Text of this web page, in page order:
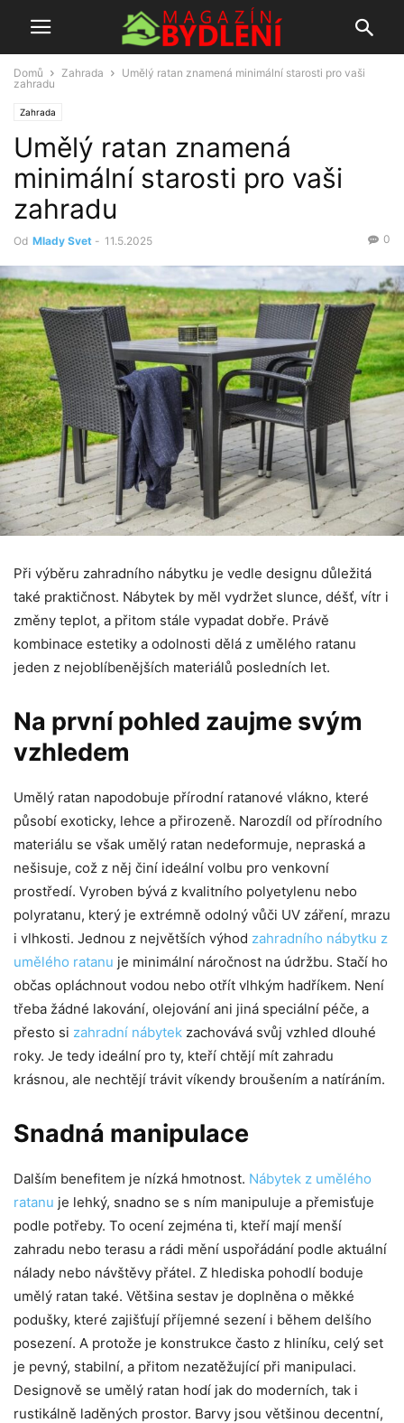
Domů Zahrada
Umělý ratan znamená minimální starosti pro vaši
zahradu
Zahrada
Umělý ratan znamená
minimální starosti pro vaši
zahradu
Od Mlady Svet - 11.5.2025 0
Při výběru zahradního nábytku je vedle designu důležitá
také praktičnost. Nábytek by měl vydržet slunce, déšť, vítr i
změny teplot, a přitom stále vypadat dobře. Právě
kombinace estetiky a odolnosti dělá z umělého ratanu
jeden z nejoblíbenějších materiálů posledních let.
Na první pohled zaujme svým
vzhledem
Umělý ratan napodobuje přírodní ratanové vlákno, které
působí exoticky, lehce a přirozeně. Narozdíl od přírodního
materiálu se však umělý ratan nedeformuje, nepraská a
nešisuje, což z něj činí ideální volbu pro venkovní
prostředí. Vyroben bývá z kvalitního polyetylenu nebo
polyratanu, který je extrémně odolný vůči UV záření, mrazu
i vlhkosti. Jednou z největších výhod zahradního nábytku z
umělého ratanu je minimální náročnost na údržbu. Stačí ho
občas opláchnout vodou nebo otřít vlhkým hadříkem. Není
třeba žádné lakování, olejování ani jiná speciální péče, a
přesto si zahradní nábytek zachovává svůj vzhled dlouhé
roky. Je tedy ideální pro ty, kteří chtějí mít zahradu
krásnou, ale nechtějí trávit víkendy broušením a natíráním.
Snadná manipulace
Dalším benefitem je nízká hmotnost. Nábytek z umělého
ratanu je lehký, snadno se s ním manipuluje a přemisťuje
podle potřeby. To ocení zejména ti, kteří mají menší
zahradu nebo terasu a rádi mění uspořádání podle aktuální
nálady nebo návštěvy přátel. Z hlediska pohodlí boduje
umělý ratan také. Většina sestav je doplněna o měkké
podušky, které zajišťují příjemné sezení i během delšího
posezení. A protože je konstrukce často z hliníku, celý set
je pevný, stabilní, a přitom nezatěžující při manipulaci.
Designově se umělý ratan hodí jak do moderních, tak i
rustikálně laděných prostor. Barvy jsou většinou decentní,